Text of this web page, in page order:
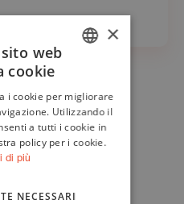
ENGLISH
×
web
cookie
i cookie per migliorare
Utilizzando il
a tutti i cookie in
policy per i cookie.
di più
NECESSARI